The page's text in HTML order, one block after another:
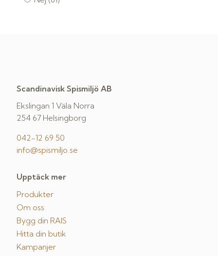
Scandinavisk Spismiljö AB
Ekslingan 1 Väla Norra
254 67 Helsingborg
042-12 69 50
info@spismiljo.se
Upptäck mer
Produkter
Om oss
Bygg din RAIS
Hitta din butik
Kampanjer